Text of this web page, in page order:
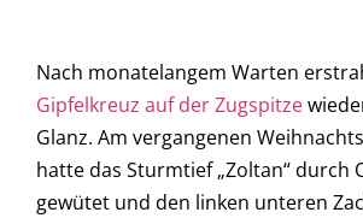
Nach monatelangem Warten
Gipfelkreuz auf der Zugspitze
Glanz. Am vergangenen
hatte das Sturmtief „Zoltan“ durch
gewütet und den linken unteren